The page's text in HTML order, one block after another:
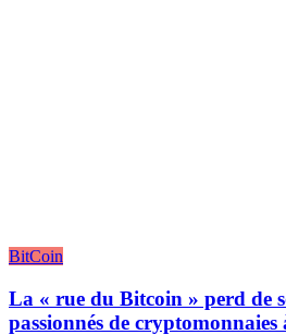
BitCoin
La « rue du Bitcoin » perd de
passionnés de cryptomonnaies